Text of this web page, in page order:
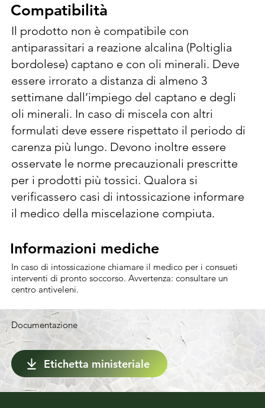
Etichetta ministeriale
Documentazione
sintomi della malattia alla dose di 300-500
g/hl, distribuiti con volumi d’acqua di 1000
L/ha, dose massima 5 Kg/ha. Effettuare
massimo 8 trattamenti per anno ad intervalli
di almeno 7 giorni. Stemperare la dose
consigliata di prodotto in poca acqua,
mescolare fino ad ottenere una poltiglia
fluida ed omogenea, quindi versarla nel
quantitativo totale d’acqua, semplice o già
additivata con altri prodotti, rimescolando
accuratamente. Mantenere in agitazione il
prodotto durante l'uso. Per evitare
l’insorgere di fenomeni di resistenza
attenersi alle indicazioni riportate in
etichetta e alternare ZOLFO 80
MICRONIZZATO ad altri fungicidi.
Compatibilità
Compatibilità
Il prodotto non è compatibile con
antiparassitari a reazione alcalina (Poltiglia
bordolese) captano e con oli minerali. Deve
essere irrorato a distanza di almeno 3
settimane dall’impiego del captano e degli
oli minerali. In caso di miscela con altri
formulati deve essere rispettato il periodo di
carenza più lungo. Devono inoltre essere
osservate le norme precauzionali prescritte
per i prodotti più tossici. Qualora si
verificassero casi di intossicazione informare
il medico della miscelazione compiuta.
Informazioni mediche
Informazioni mediche
In caso di intossicazione chiamare il medico per i consueti
interventi di pronto soccorso. Avvertenza: consultare un
centro antiveleni.